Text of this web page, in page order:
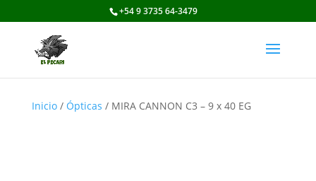
+54 9 3735 64-3479
Inicio/ Ópticas / MIRA CANNON C3 – 9 x 40 EG